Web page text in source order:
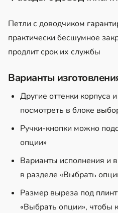
Петли с доводчиком
практически бесшумное
продлит срок их службы
Варианты
Другие оттенки корпуса
посмотреть в блоке
Ручки-кнопки можно
опции»
Варианты исполнения и
в разделе «Выбрать
Размер выреза под
«Выбрать опции», чтобы